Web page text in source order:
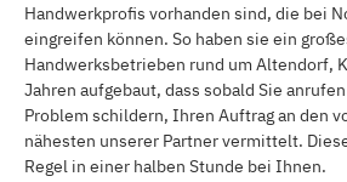
Handwerkprofis vorhanden sind, die bei
eingreifen können. So haben sie ein
Handwerksbetrieben rund um Altendorf,
Jahren aufgebaut, dass sobald Sie
Problem schildern, Ihren Auftrag an den
nähesten unserer Partner vermittelt.
Regel in einer halben Stunde bei Ihnen.